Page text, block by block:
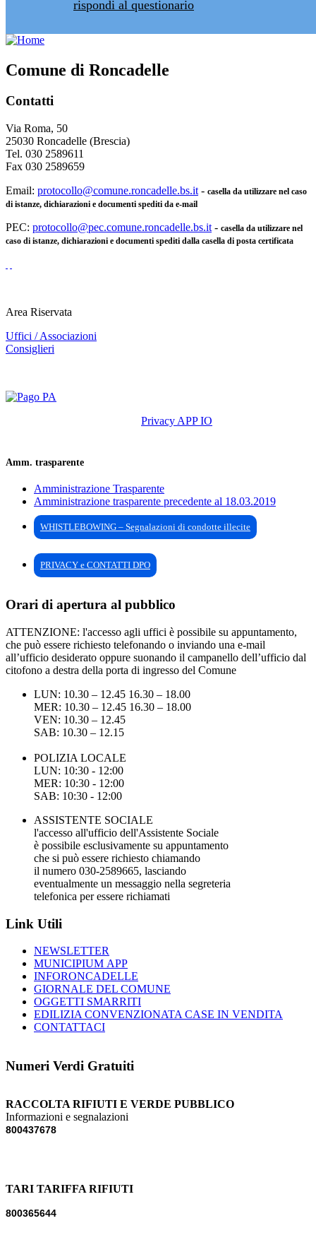
rispondi al questionario
Comune di Roncadelle
Contatti
Via Roma, 50
25030 Roncadelle (Brescia)
Tel. 030 2589611
Fax 030 2589659
Email: protocollo@comune.roncadelle.bs.it - casella da utilizzare nel caso
di istanze, dichiarazioni e documenti spediti da e-mail
PEC: protocollo@pec.comune.roncadelle.bs.it - casella da utilizzare nel
caso di istanze, dichiarazioni e documenti spediti dalla casella di posta certificata
Area Riservata
Uffici / Associazioni
Consiglieri
Privacy APP IO
Amm. trasparente
Amministrazione Trasparente
Amministrazione trasparente precedente al 18.03.2019
WHISTLEBOWING – Segnalazioni di condotte illecite
PRIVACY e CONTATTI DPO
Orari di apertura al pubblico
ATTENZIONE: l'accesso agli uffici è possibile su appuntamento,
che può essere richiesto telefonando o inviando una e-mail
all’ufficio desiderato oppure suonando il campanello dell’ufficio dal
citofono a destra della porta di ingresso del Comune
LUN: 10.30 – 12.45 16.30 – 18.00
MER: 10.30 – 12.45 16.30 – 18.00
VEN: 10.30 – 12.45
SAB: 10.30 – 12.15
POLIZIA LOCALE
LUN: 10:30 - 12:00
MER: 10:30 - 12:00
SAB: 10:30 - 12:00
ASSISTENTE SOCIALE
l'accesso all'ufficio dell'Assistente Sociale
è possibile esclusivamente su appuntamento
che si può essere richiesto chiamando
il numero 030-2589665, lasciando
eventualmente un messaggio nella segreteria
telefonica per essere richiamati
Link Utili
NEWSLETTER
MUNICIPIUM APP
INFORONCADELLE
GIORNALE DEL COMUNE
OGGETTI SMARRITI
EDILIZIA CONVENZIONATA CASE IN VENDITA
CONTATTACI
Numeri Verdi Gratuiti
RACCOLTA RIFIUTI E VERDE PUBBLICO
Informazioni e segnalazioni
800437678
TARI TARIFFA RIFIUTI
800365644